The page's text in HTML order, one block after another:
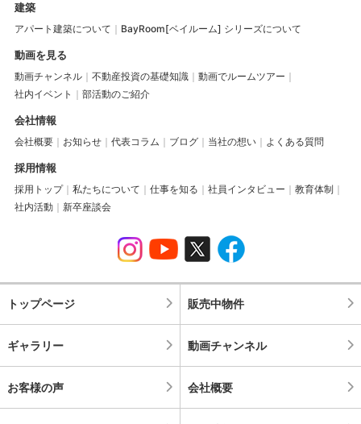
建築
アパート建築について BayRoom[ベイルーム] シリーズについて
動画を見る
動画チャンネル 不動産投資の基礎知識
動画でルームツアー
社内イベント
部活動のご紹介
会社情報
会社概要 お知らせ 代表コラム ブログ 当社の想い よくある質問
採用情報
採用トップ 私たちについて 仕事を知る 社員インタビュー
教育体制
社内活動
新卒座談会
トップページ 販売中物件
ギャラリー 動画チャンネル
お客様の声 会社概要